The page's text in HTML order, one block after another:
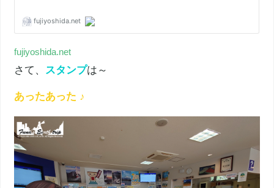
fujiyoshida.net
さて、 スタンプは～
あったあった ♪